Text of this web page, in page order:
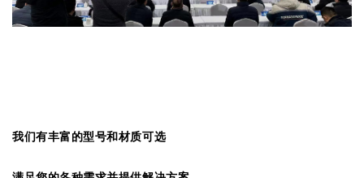
我们有丰富的型号和材质可选